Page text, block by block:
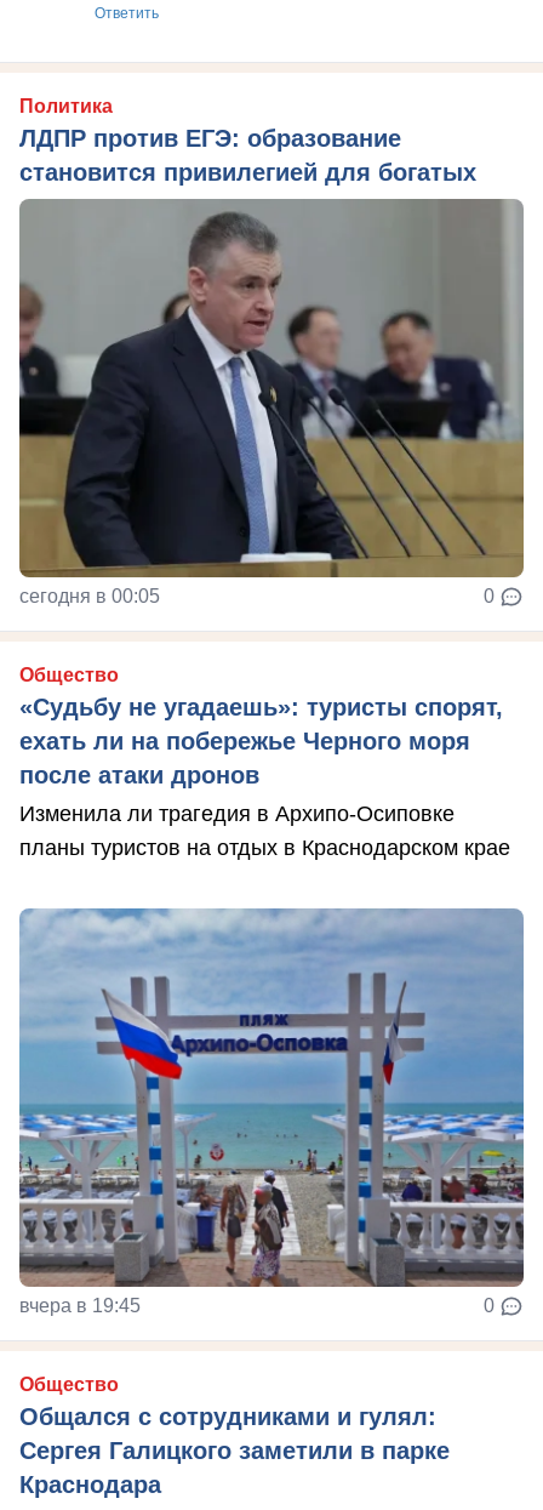
Ответить
Политика
ЛДПР против ЕГЭ: образование
становится привилегией для богатых
сегодня в 00:05 0
Общество
«Судьбу не угадаешь»: туристы спорят,
ехать ли на побережье Черного моря
после атаки дронов
Изменила ли трагедия в Архипо-Осиповке
планы туристов на отдых в Краснодарском крае
вчера в 19:45 0
Общество
Общался с сотрудниками и гулял:
Сергея Галицкого заметили в парке
Краснодара